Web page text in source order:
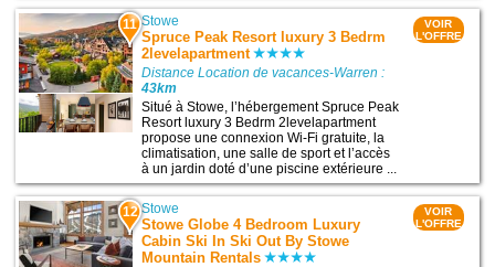
11 Stowe
Spruce Peak Resort luxury 3 Bedrm
2levelapartment
Distance Location de vacances-Warren :
43km
Situé à Stowe, l’hébergement Spruce Peak
Resort luxury 3 Bedrm 2levelapartment
propose une connexion Wi-Fi gratuite, la
climatisation, une salle de sport et l’accès
à un jardin doté d’une piscine extérieure ...
VOIR
L'OFFRE
12 Stowe
Stowe Globe 4 Bedroom Luxury
Cabin Ski In Ski Out By Stowe
Mountain Rentals
VOIR
L'OFFRE